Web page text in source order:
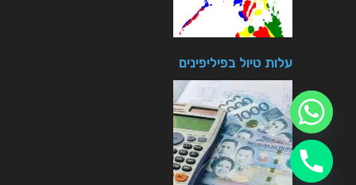
עלות טיול בפיליפינים